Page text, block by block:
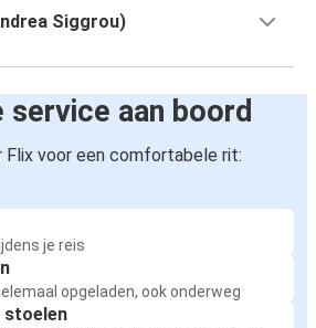
Siggrou)
service aan boord
Flix voor een comfortabele rit:
je reis
opgeladen, ook onderweg
stoelen